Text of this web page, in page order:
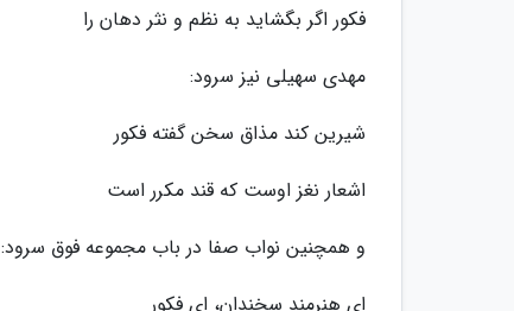
فکور اگر بگشاید به نظم و نثر دهان را
مهدی سهیلی نیز سرود:
شیرین کند مذاق سخن گفته فکور
اشعار نغز اوست که قند مکرر است
و همچنین نواب صفا در باب مجموعه فوق سرود:
ای هنرمند سخندان، ای فکور